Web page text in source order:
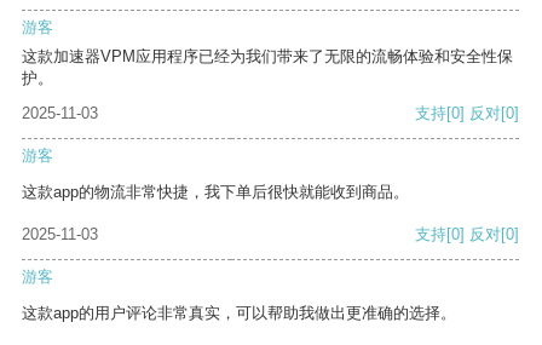
游客
这款加速器VPM应用程序已经为我们带来了无限的流畅体验和安全性保
护。
2025-11-03
支持[0] 反对[0]
游客
这款app的物流非常快捷，我下单后很快就能收到商品。
2025-11-03 支持[0] 反对[0]
游客
这款app的用户评论非常真实，可以帮助我做出更准确的选择。